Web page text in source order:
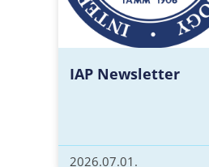
IAP Newsletter
2026.07.01.